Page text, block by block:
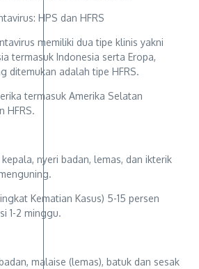
HPS dan HFRS
memiliki dua tipe klinis yakni
termasuk Indonesia serta Eropa,
ditemukan adalah tipe HFRS.
termasuk Amerika Selatan
HFRS.
nyeri badan, lemas, dan ikterik
Kematian Kasus) 5-15 persen
1-2 minggu.
malaise (lemas), batuk dan sesak